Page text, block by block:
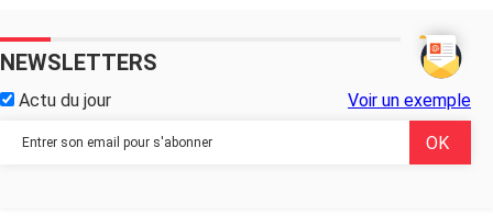
NEWSLETTERS
Actu du jour Voir un exemple